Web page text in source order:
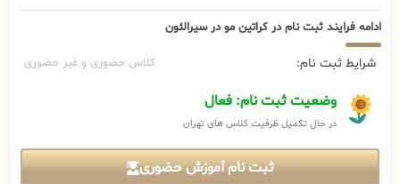
ادامه فرایند ثبت نام در کراتین مو در سیرالئون
شرایط ثبت نام: کلاس حضوری و غیر حضوری
وضعیت ثبت نام: فعال
در حال تکمیل ظرفیت کلاس های تهران
ثبت نام آموزش حضوری